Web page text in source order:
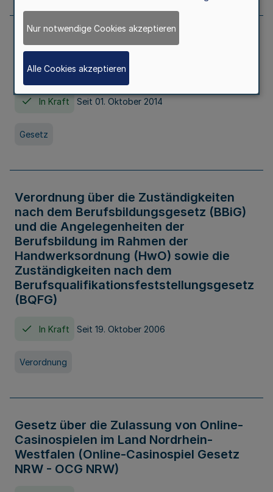
Gesetz über die Hochschulen des Landes
Nordrhein-Westfalen (Hochschulgesetz -
HG)
In Kraft Seit 01. Oktober 2014
Gesetz
Verordnung über die Zuständigkeiten
nach dem Berufsbildungsgesetz (BBiG)
und die Angelegenheiten der
Berufsbildung im Rahmen der
Handwerksordnung (HwO) sowie die
Zuständigkeiten nach dem
Berufsqualifikationsfeststellungsgesetz
(BQFG)
In Kraft Seit 19. Oktober 2006
Verordnung
Gesetz über die Zulassung von Online-
Casinospielen im Land Nordrhein-
Westfalen (Online-Casinospiel Gesetz
NRW - OCG NRW)
Nur notwendige Cookies akzeptieren
Alle Cookies akzeptieren